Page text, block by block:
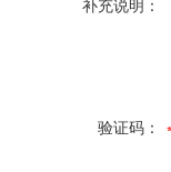
补充说明：
验证码：